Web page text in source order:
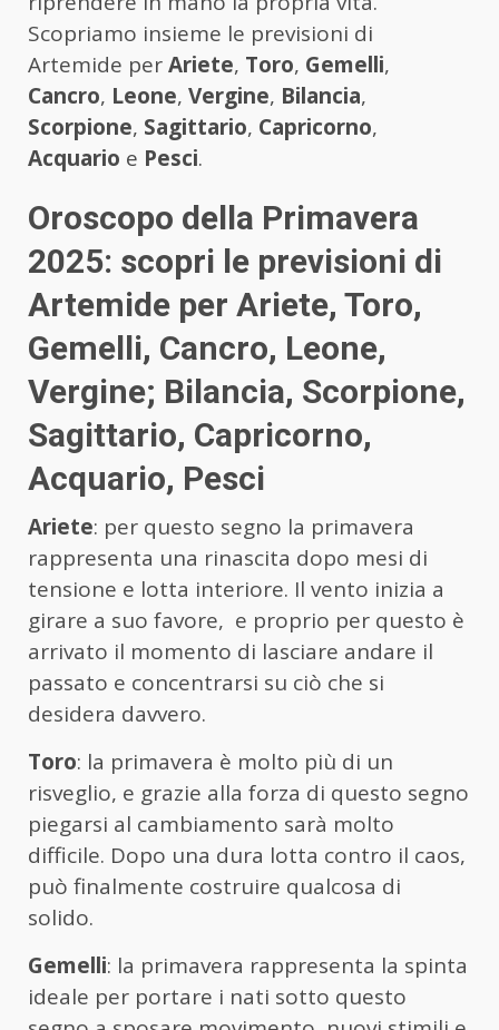
Scopriamo insieme le previsioni di
Artemide perAriete, Toro, Gemelli,
Cancro, Leone, Vergine, Bilancia,
Scorpione, Sagittario, Capricorno,
Acquario e Pesci.
Oroscopo della Primavera
2025: scopri le previsioni di
Artemide per Ariete, Toro,
Gemelli, Cancro, Leone,
Vergine; Bilancia, Scorpione,
Sagittario, Capricorno,
Acquario, Pesci
Ariete: per questo segno la primavera
rappresenta una rinascita dopo mesi di
tensione e lotta interiore. Il vento inizia a
girare a suo favore, e proprio per questo è
arrivato il momento di lasciare andare il
passato e concentrarsi su ciò che si
desidera davvero.
Toro: la primavera è molto più di un
risveglio, e grazie alla forza di questo segno
piegarsi al cambiamento sarà molto
difficile. Dopo una dura lotta contro il caos,
può finalmente costruire qualcosa di
solido.
Gemelli: la primavera rappresenta la spinta
ideale per portare i nati sotto questo